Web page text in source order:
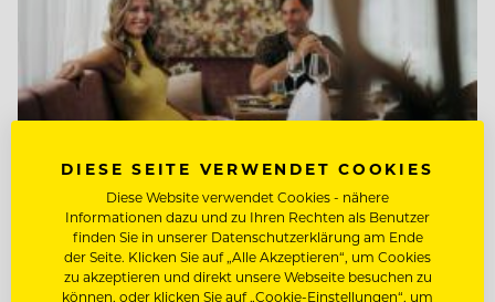
Hotel Guglwald
DIESE SEITE VERWENDET COOKIES
Diese Website verwendet Cookies - nähere
Informationen dazu und zu Ihren Rechten als Benutzer
finden Sie in unserer Datenschutzerklärung am Ende
der Seite. Klicken Sie auf „Alle Akzeptieren“, um Cookies
zu akzeptieren und direkt unsere Webseite besuchen zu
können, oder klicken Sie auf „Cookie-Einstellungen“, um